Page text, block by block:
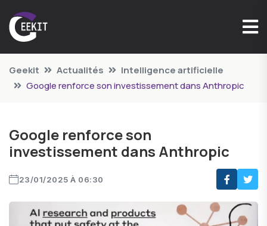
Geekit Actualités
Intelligence artificielle
Google renforce son investissement dans Anthropic
Google renforce son
investissement dans Anthropic
23/01/2025 À 06:30